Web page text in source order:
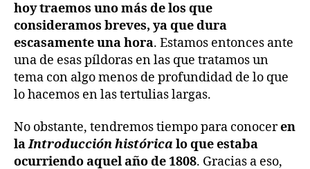
hoy traemos uno más de los que
consideramos breves, ya que dura
escasamente una hora. Estamos entonces ante
una de esas píldoras en las que tratamos un
tema con algo menos de profundidad de lo que
lo hacemos en las tertulias largas.
No obstante, tendremos tiempo para conoceren
laIntroducción históricalo que estaba
ocurriendo aquel año de 1808. Gracias a eso,